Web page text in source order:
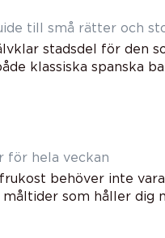
till små rätter och
stadsdel för den
klassiska spanska
för hela veckan
behöver inte
som håller dig